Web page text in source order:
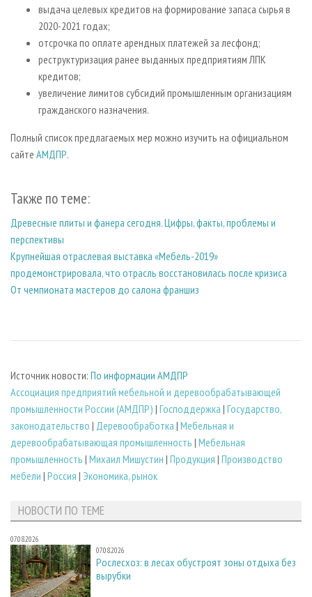
выдача целевых кредитов на формирование запаса сырья в
2020-2021 годах;
отсрочка по оплате арендных платежей за лесфонд;
реструктуризация ранее выданных предприятиям ЛПК
кредитов;
увеличение лимитов субсидий промышленным организациям
гражданского назначения.
Полный список предлагаемых мер можно изучить на официальном
сайте АМДПР.
Также по теме:
Древесные плиты и фанера сегодня. Цифры, факты, проблемы и
перспективы
Крупнейшая отраслевая выставка «Мебель-2019»
продемонстрировала, что отрасль восстановилась после кризиса
От чемпионата мастеров до салона франшиз
Источник новости: По информации АМДПР
Ассоциация предприятий мебельной и деревообрабатывающей
промышленности России (АМДПР) | Господдержка | Государство,
законодательство | Деревообработка | Мебельная и
деревообрабатывающая промышленность | Мебельная
промышленность | Михаил Мишустин | Продукция | Производство
мебели | Россия | Экономика, рынок
НОВОСТИ ПО ТЕМЕ
07.08.2026
07.08.2026
Рослесхоз: в лесах обустроят зоны отдыха без
вырубки